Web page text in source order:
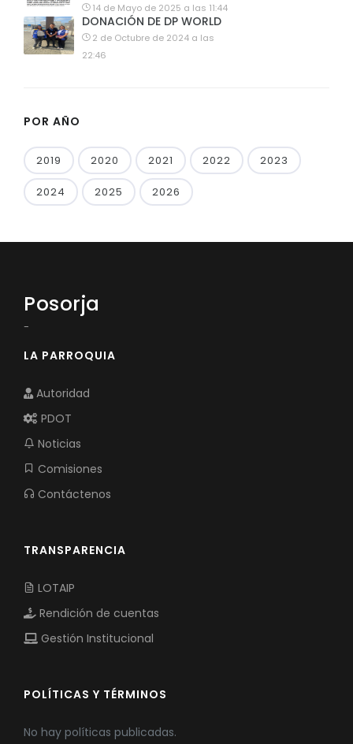
14 de Mayo de 2025 a las 11:44
DONACIÓN DE DP WORLD
2 de Octubre de 2024 a las
22:46
POR AÑO
2019 2020 2021 2022 2023
2024 2025 2026
Posorja
-
LA PARROQUIA
Autoridad
PDOT
Noticias
Comisiones
Contáctenos
TRANSPARENCIA
LOTAIP
Rendición de cuentas
Gestión Institucional
POLÍTICAS Y TÉRMINOS
No hay políticas publicadas.